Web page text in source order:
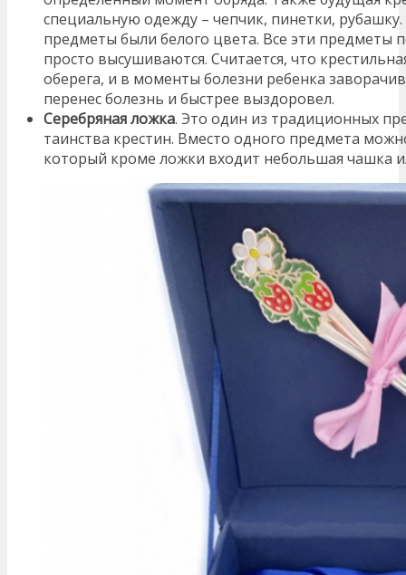
специальную одежду – чепчик, пинетки,
предметы были белого цвета. Все эти предметы
просто высушиваются. Считается, что
оберега, и в моменты болезни ребенка
перенес болезнь и быстрее выздоровел.
Серебряная ложка. Это один из традиционных
таинства крестин. Вместо одного предмета
который кроме ложки входит небольшая чашка